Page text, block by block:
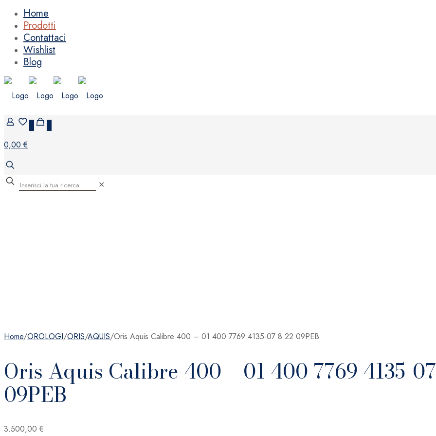
Home
Prodotti
Contattaci
Wishlist
Blog
0,00 €
✕
Home/OROLOGI/ORIS/AQUIS/Oris Aquis Calibre 400 – 01 400 7769 4135-07 8 22 09PEB
Oris Aquis Calibre 400 – 01 400 7769 4135-
09PEB
3.500,00 €